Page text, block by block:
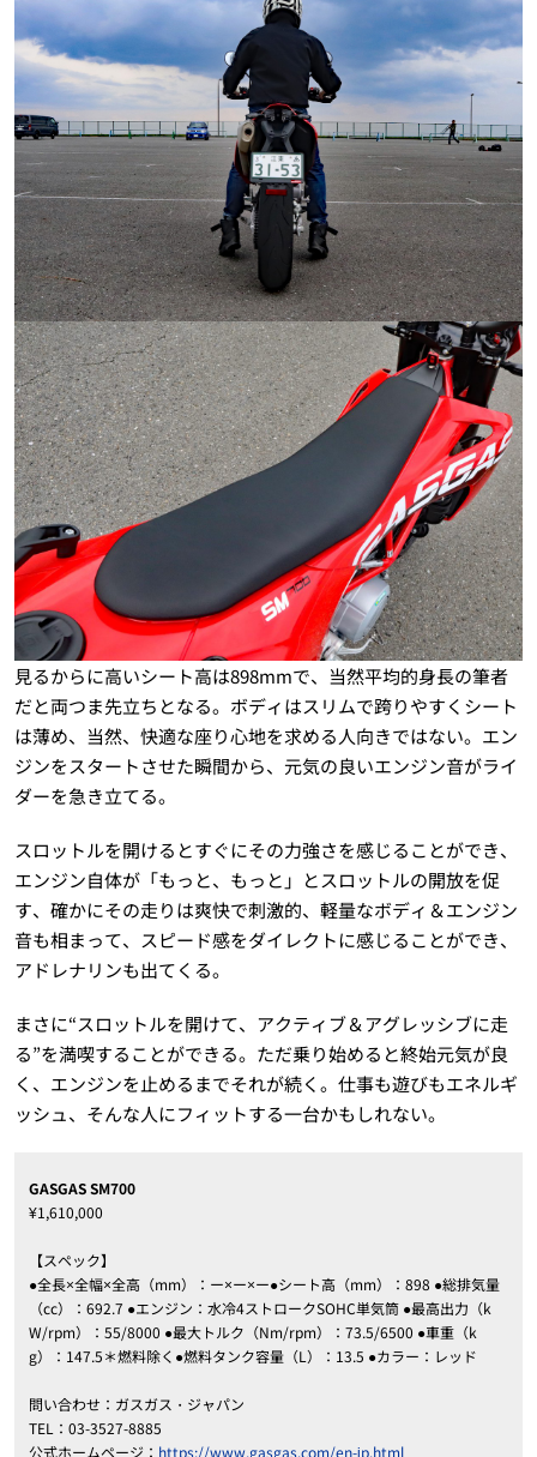
見るからに高いシート高は898mmで、当然平均的身長の筆者
だと両つま先立ちとなる。ボディはスリムで跨りやすくシート
は薄め、当然、快適な座り心地を求める人向きではない。エン
ジンをスタートさせた瞬間から、元気の良いエンジン音がライ
ダーを急き立てる。
スロットルを開けるとすぐにその力強さを感じることができ、
エンジン自体が「もっと、もっと」とスロットルの開放を促
す、確かにその走りは爽快で刺激的、軽量なボディ＆エンジン
音も相まって、スピード感をダイレクトに感じることができ、
アドレナリンも出てくる。
まさに“スロットルを開けて、アクティブ＆アグレッシブに走
る”を満喫することができる。ただ乗り始めると終始元気が良
く、エンジンを止めるまでそれが続く。仕事も遊びもエネルギ
ッシュ、そんな人にフィットする一台かもしれない。
GASGAS SM700
¥1,610,000
【スペック】
●全長×全幅×全高（mm）：ー×ー×ー●シート高（mm）：898 ●総排気量
（cc）：692.7 ●エンジン：水冷4ストロークSOHC単気筒 ●最高出力（k
W/rpm）：55/8000 ●最大トルク（Nm/rpm）：73.5/6500 ●車重（k
g）：147.5＊燃料除く●燃料タンク容量（L）：13.5 ●カラー：レッド
問い合わせ：ガスガス・ジャパン
TEL：03-3527-8885
公式ホームページ： https://www.gasgas.com/en-jp.html